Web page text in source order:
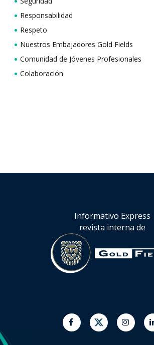
Responsabilidad
Respeto
Nuestros Embajadores Gold Fields
Comunidad de Jóvenes Profesionales
Colaboración
Informativo Express
revista interna de